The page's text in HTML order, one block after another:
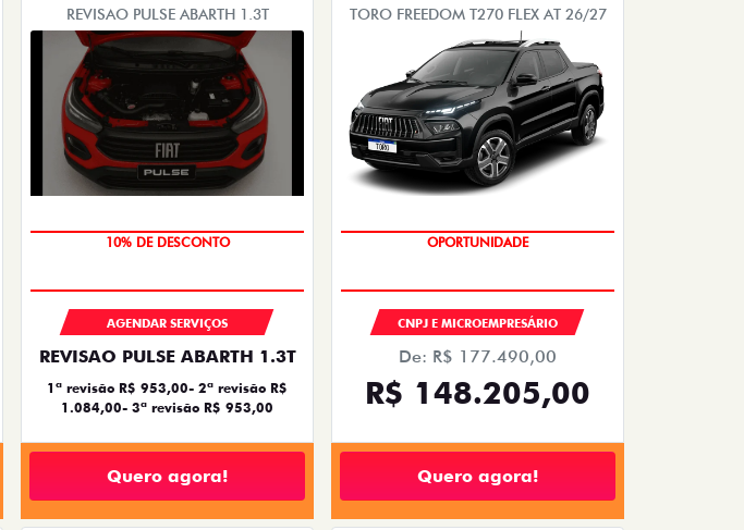
REVISAO PULSE ABARTH 1.3T
MÃO DE OBRA
AGENDAR SERVIÇOS
REVISAO PULSE ABARTH 1.3T
1ª revisão R$ 953,00- 2ª revisão R$
1.084,00- 3ª revisão R$ 953,00
Quero agora!
TORO FREEDOM T270 FLEX AT 26/27
FESTIVAL DE PICKUPS
CNPJ E MICROEMPRESÁRIO
De: R$ 177.490,00
R$ 148.205,00
Quero agora!